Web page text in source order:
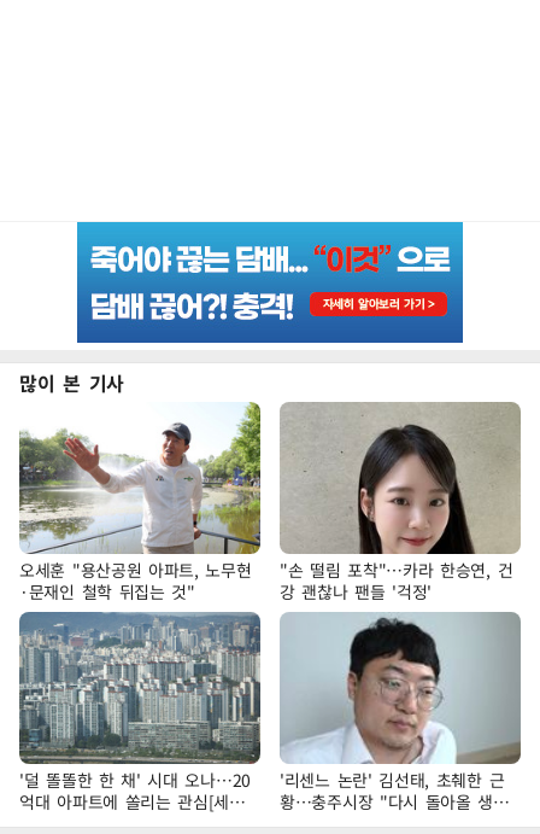
많이 본 기사
오세훈 "용산공원 아파트, 노무현
·문재인 철학 뒤집는 것"
"손 떨림 포착"…카라 한승연, 건
강 괜찮나 팬들 '걱정'
'덜 똘똘한 한 채' 시대 오나…20
억대 아파트에 쏠리는 관심[세제
개편, 그 이후②]
'리센느 논란' 김선태, 초췌한 근
황…충주시장 "다시 돌아올 생
각?"